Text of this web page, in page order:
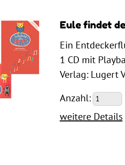
Eule findet
Ein
1 CD mit
Verlag: Lugert
Anzahl:
weitere Details